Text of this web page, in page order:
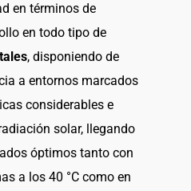
en términos de
en todo tipo de
, disponiendo de
a entornos marcados
considerables e
solar, llegando
óptimos tanto con
a los 40 °C como en